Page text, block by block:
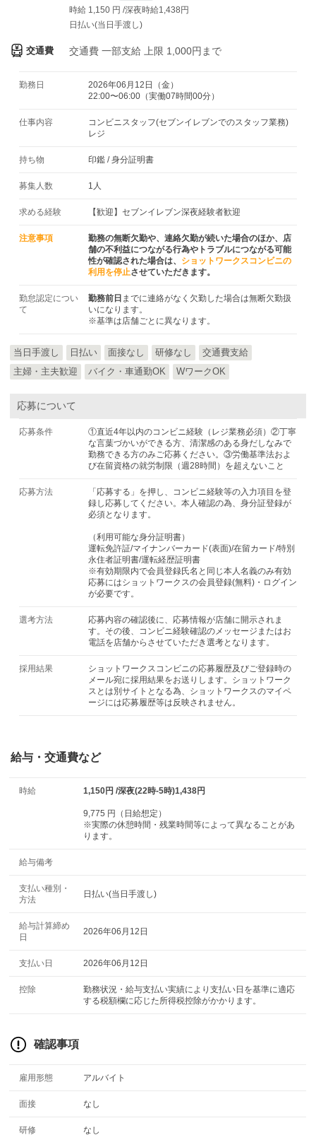
時給 1,150 円 /深夜時給1,438円
日払い(当日手渡し)
交通費 交通費 一部支給 上限 1,000円まで
勤務日
2026年06月12日（金）
22:00〜06:00（実働07時間00分）
仕事内容
コンビニスタッフ(セブンイレブンでのスタッフ業務)
レジ
持ち物 印鑑 /身分証明書
募集人数 1人
求める経験 【歓迎】セブンイレブン深夜経験者歓迎
注意事項
勤務の無断欠勤や、連絡欠勤が続いた場合のほか、店
舗の不利益につながる行為やトラブルにつながる可能
性が確認された場合は、
ショットワークスコンビニの
利用を停止させていただきます。
勤怠認定につい
て
勤務前日 までに連絡がなく欠勤した場合は無断欠勤扱
いになります。
※基準は店舗ごとに異なります。
当日手渡し 日払い 面接なし 研修なし
交通費支給
主婦・主夫歓迎
バイク・車通勤OK WワークOK
応募について
応募条件
①直近4年以内のコンビニ経験（レジ業務必須）②丁寧
な言葉づかいができる方、清潔感のある身だしなみで
勤務できる方のみご応募ください。③労働基準法およ
び在留資格の就労制限（週28時間）を超えないこと
応募方法
「応募する」を押し、コンビニ経験等の入力項目を登
録し応募してください。本人確認の為、身分証登録が
必須となります。
（利用可能な身分証明書）
運転免許証/マイナンバーカード(表面)/在留カード/特別
永住者証明書/運転経歴証明書
※有効期限内で会員登録氏名と同じ本人名義のみ有効
応募にはショットワークスの会員登録(無料)・ログイン
が必要です。
選考方法
応募内容の確認後に、応募情報が店舗に開示されま
す。その後、コンビニ経験確認のメッセージまたはお
電話を店舗からさせていただき選考となります。
採用結果
ショットワークスコンビニの応募履歴及びご登録時の
メール宛に採用結果をお送りします。ショットワーク
スとは別サイトとなる為、ショットワークスのマイペ
ージには応募履歴等は反映されません。
給与・交通費など
時給 1,150円 /深夜(22時-5時)1,438円
9,775 円（日給想定）
※実際の休憩時間・残業時間等によって異なることがあ
ります。
給与備考
支払い種別・
方法
日払い(当日手渡し)
給与計算締め
日
2026年06月12日
支払い日 2026年06月12日
控除
勤務状況・給与支払い実績により支払い日を基準に適応
する税額欄に応じた所得税控除がかかります。
確認事項
雇用形態 アルバイト
面接 なし
研修 なし